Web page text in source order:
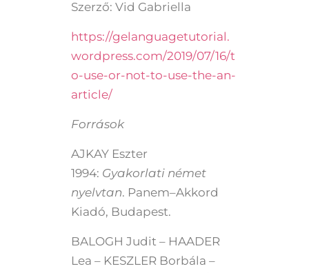
Szerző: Vid Gabriella
https://gelanguagetutorial.
wordpress.com/2019/07/16/t
o-use-or-not-to-use-the-an-
article/
Források
AJKAY Eszter
1994: Gyakorlati német
nyelvtan. Panem–Akkord
Kiadó, Budapest.
BALOGH Judit – HAADER
Lea – KESZLER Borbála –